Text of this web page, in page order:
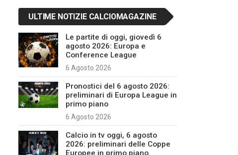
ULTIME NOTIZIE CALCIOMAGAZINE
Le partite di oggi, giovedì 6
agosto 2026: Europa e
Conference League
6 Agosto 2026
Pronostici del 6 agosto 2026:
preliminari di Europa League in
primo piano
6 Agosto 2026
Calcio in tv oggi, 6 agosto
2026: preliminari delle Coppe
Europee in primo piano